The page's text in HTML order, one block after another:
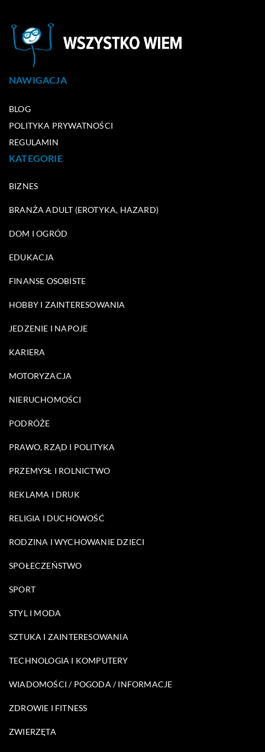
NAWIGACJA
BLOG
POLITYKA PRYWATNOŚCI
REGULAMIN
KATEGORIE
BIZNES
BRANŻA ADULT (EROTYKA, HAZARD)
DOM I OGRÓD
EDUKACJA
FINANSE OSOBISTE
HOBBY I ZAINTERESOWANIA
JEDZENIE I NAPOJE
KARIERA
MOTORYZACJA
NIERUCHOMOŚCI
PODRÓŻE
PRAWO, RZĄD I POLITYKA
PRZEMYSŁ I ROLNICTWO
REKLAMA I DRUK
RELIGIA I DUCHOWOŚĆ
RODZINA I WYCHOWANIE DZIECI
SPOŁECZEŃSTWO
SPORT
STYL I MODA
SZTUKA I ZAINTERESOWANIA
TECHNOLOGIA I KOMPUTERY
WIADOMOŚCI / POGODA / INFORMACJE
ZDROWIE I FITNESS
ZWIERZĘTA